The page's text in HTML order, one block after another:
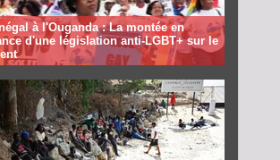
à l'Ouganda : La montée en
d'une législation anti-LGBT+ sur le